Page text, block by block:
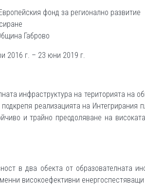
фонд за регионално развитие
Габрово
2016 г. – 23 юни 2019 г.
инфраструктура на територията на
реализацията на Интегрирания
и трайно преодоляване на
в два обекта от образователната
високоефективни